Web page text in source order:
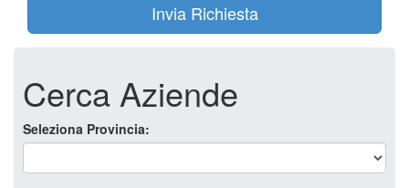
Invia Richiesta
Cerca Aziende
Seleziona Provincia: